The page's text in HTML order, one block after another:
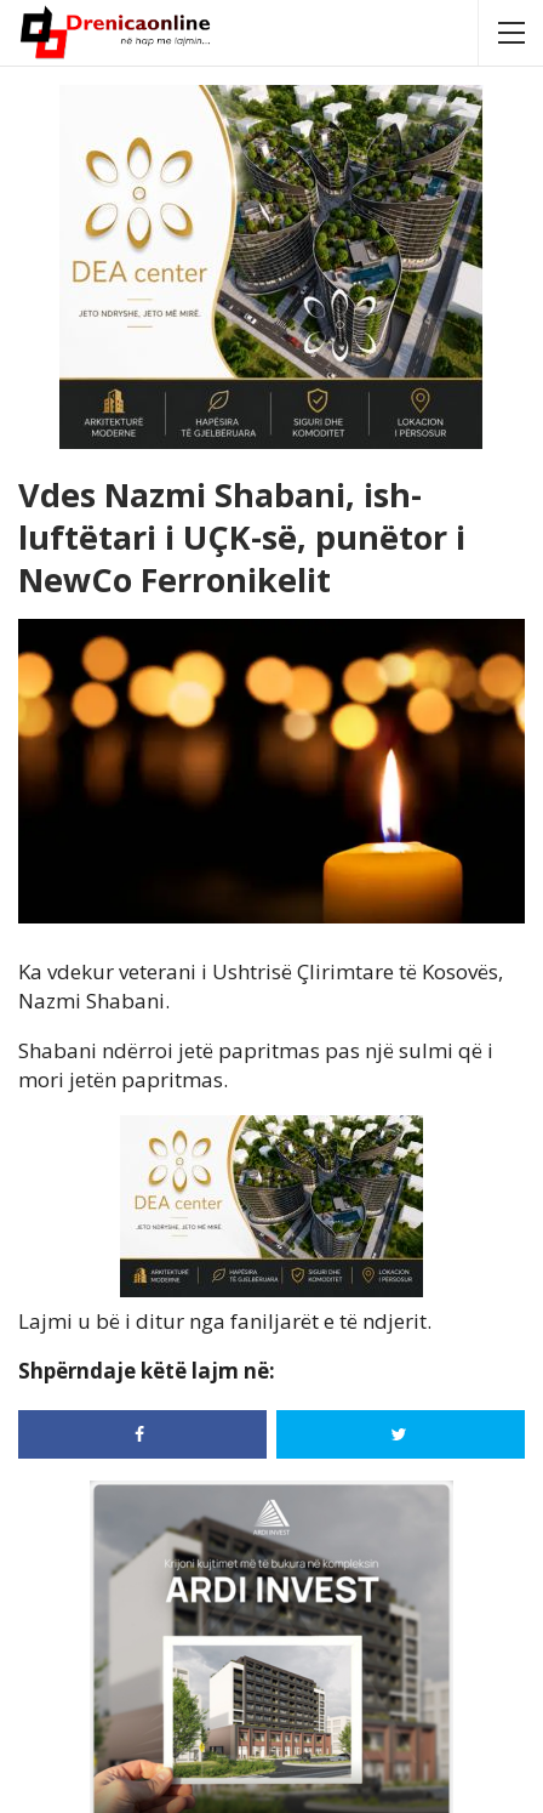
Vdes Nazmi Shabani, ish-
luftëtari i UÇK-së, punëtor i
NewCo Ferronikelit
Ka vdekur veterani i Ushtrisë Çlirimtare të Kosovës,
Nazmi Shabani.
Shabani ndërroi jetë papritmas pas një sulmi që i
mori jetën papritmas.
Lajmi u bë i ditur nga faniljarët e të ndjerit.
Shpërndaje këtë lajm në: